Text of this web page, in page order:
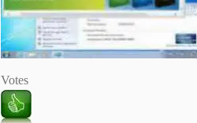
Votes